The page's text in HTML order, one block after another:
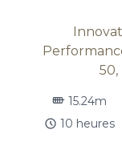
50,
15.24m
10 heures